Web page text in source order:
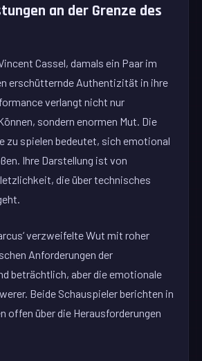
an der Grenze des
Cassel, damals ein Paar im
erschütternde Authentizität in ihre
verlangt nicht nur
sondern enormen Mut. Die
zu spielen bedeutet, sich emotional
Ihre Darstellung ist von
die über technisches
verzweifelte Wut mit roher
Anforderungen der
beträchtlich, aber die emotionale
Beide Schauspieler berichten in
offen über die Herausforderungen